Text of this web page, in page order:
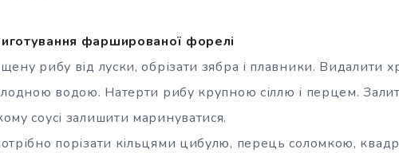
фаршированої форелі
рибу від луски, обрізати зябра і плавники. Видалити
водою. Натерти рибу крупною сіллю і перцем.
соусі залишити маринуватися.
порізати кільцями цибулю, перець соломкою,